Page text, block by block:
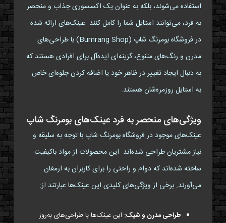
استفاده می‌شوند، بلکه به عنوان یک اکسسوری جذاب و منحصر
به فرد، می‌توانند استایل شما را کامل کنند. عینک‌های ارائه شده
در فروشگاه بومرنگ شاپ (Bumrang Shop) با طراحی‌های
مدرن و رنگ‌های متنوع، گزینه‌ای ایده‌آل برای افرادی هستند که
به دنبال ایجاد تغییر در ظاهر خود یا اضافه کردن جلوه‌ای خاص
به استایل روزمره‌شان هستند.
ویژگی‌های منحصر به فرد عینک‌های بومرنگ شاپ
عینک‌های موجود در فروشگاه بومرنگ شاپ با توجه به سلیقه و
نیاز مشتریان طراحی شده‌اند. این محصولات از مواد باکیفیت
ساخته شده‌اند که دوام و راحتی را برای کاربران به ارمغان
می‌آورند. برخی از ویژگی‌های کلیدی این عینک‌ها عبارتند از:
طراحی مدرن و شیک: این عینک‌ها با طراحی‌های به‌روز